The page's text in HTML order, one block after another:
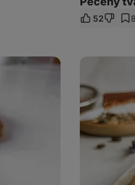
52
na
plech